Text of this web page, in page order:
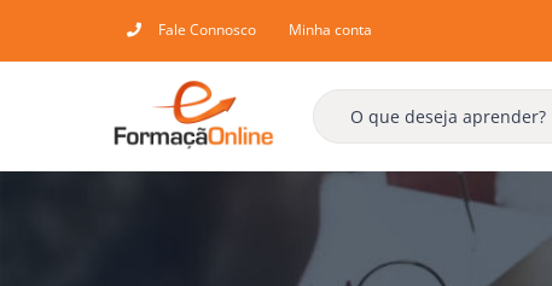
to
Fale Connosco Minha conta